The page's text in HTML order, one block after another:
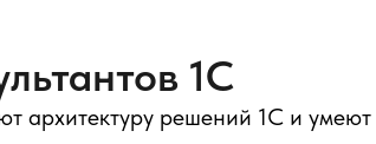
1С
архитектуру решений 1С и умеют